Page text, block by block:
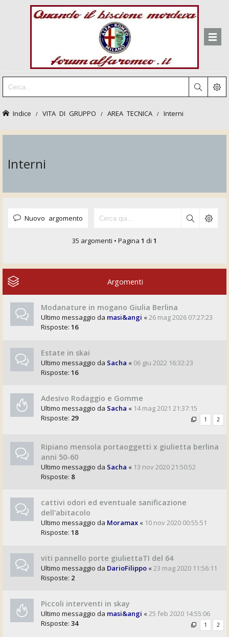
Indice VITA DI GRUPPO AREA TECNICA Interni
Interni
Nuovo argomento
35 argomenti • Pagina 1 di 1
Argomenti
Modanature in mogano Giulia Berlina
Ultimo messaggio da masi&angi «26 mag 2026 07:27:23
Risposte: 16
Estate in skai
Ultimo messaggio da Sacha « 06 giu 2022 16:32:23
Risposte: 16
Adesivo Rodaggio e Gomme
Ultimo messaggio da Sacha « 14 mag 2021 21:37:15
Risposte: 29 1 2
Ripiano mensola portaoggetti x giulietta berlina
anni 50-60
Ultimo messaggio da Sacha « 13 nov 2020 21:50:52
Risposte: 8
cattivi odori ed eventuale sanificazione
dell'abitacolo
Ultimo messaggio da Moramax « 10 nov 2020 00:55:51
Risposte: 18
viti pannello porte giuliettaTI del 64
Ultimo messaggio da DarioFilippo «23 mag 2020 11:56:11
Risposte: 2
Piccoli interventi in skay
Ultimo messaggio da masi&angi «25 feb 2020 14:55:06
Risposte: 34 1 2